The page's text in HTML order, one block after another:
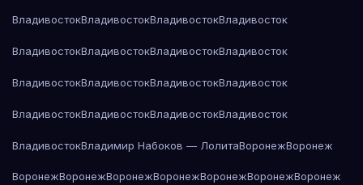
ВладивостокВладивостокВладивостокВладивосток
ВладивостокВладивостокВладивостокВладивосток
ВладивостокВладивостокВладивостокВладивосток
ВладивостокВладивостокВладивостокВладивосток
ВладивостокВладимир Набоков — ЛолитаВоронежВоронеж
ВоронежВоронежВоронежВоронежВоронежВоронежВоронеж